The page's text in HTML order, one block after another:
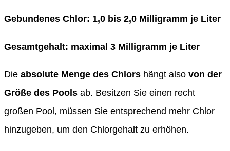
Gebundenes Chlor: 1,0 bis 2,0 Milligramm je Liter
Gesamtgehalt: maximal 3 Milligramm je Liter
Die absolute Menge des Chlors hängt also von der
Größe des Pools ab. Besitzen Sie einen recht
großen Pool, müssen Sie entsprechend mehr Chlor
hinzugeben, um den Chlorgehalt zu erhöhen.